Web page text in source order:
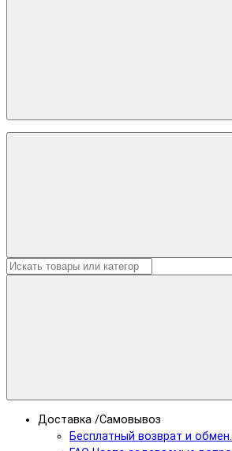
Доставка /Самовывоз
Бесплатный возврат и обмен.